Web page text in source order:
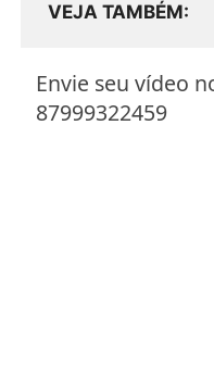
VEJA TAMBÉM
Envie seu vídeo
87999322459